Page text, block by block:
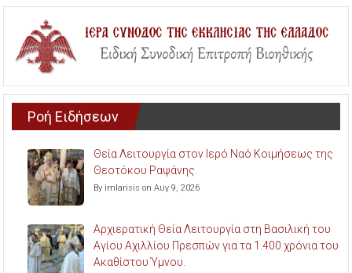
Ροή Ειδήσεων
Θεία Λειτουργία στον Ιερό Ναό Κοιμήσεως της
Θεοτόκου Ραψάνης.
By imlarisis on Αυγ 9, 2026
Αρχιερατική Θεία Λειτουργία στη Βασιλική του
Αγίου Αχιλλίου Πρεσπών για τα 1.400 χρόνια του
Ακαθίστου Ύμνου.